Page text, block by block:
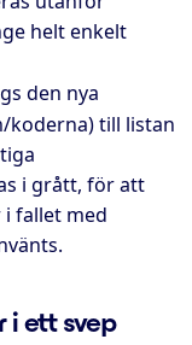
helt enkelt
den nya
koderna) till listan
i grått, för att
fallet med
i ett svep